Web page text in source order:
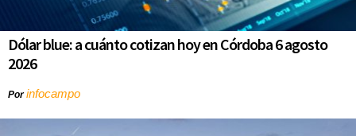
Dólar blue: a cuánto cotizan hoy en Córdoba 6 agosto
2026
Porinfocampo